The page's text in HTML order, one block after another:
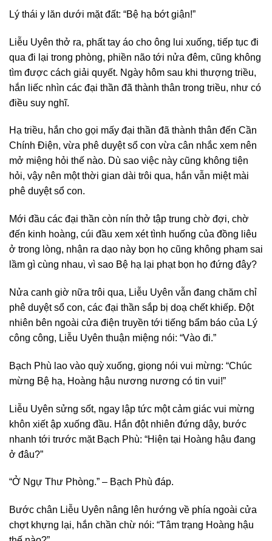
Lý thái y lăn dưới mặt đất: “Bệ hạ bớt giận!”
Liễu Uyên thở ra, phất tay áo cho ông lui xuống, tiếp tục đi
qua đi lại trong phòng, phiền não tới nửa đêm, cũng không
tìm được cách giải quyết. Ngày hôm sau khi thượng triều,
hắn liếc nhìn các đại thần đã thành thân trong triều, như có
điều suy nghĩ.
Hạ triều, hắn cho gọi mấy đại thần đã thành thân đến Cần
Chính Điện, vừa phê duyệt sổ con vừa cân nhắc xem nên
mở miệng hỏi thế nào. Dù sao việc này cũng không tiện
hỏi, vậy nên một thời gian dài trôi qua, hắn vẫn miệt mài
phê duyệt sổ con.
Mới đầu các đại thần còn nín thở tập trung chờ đợi, chờ
đến kinh hoàng, cúi đầu xem xét tình huống của đồng liêu
ở trong lòng, nhận ra dạo này bọn họ cũng không phạm sai
lầm gì cùng nhau, vì sao Bệ hạ lại phạt bọn họ đứng đây?
Nửa canh giờ nữa trôi qua, Liễu Uyên vẫn đang chăm chỉ
phê duyệt sổ con, các đại thần sắp bị doạ chết khiếp. Đột
nhiên bên ngoài cửa điện truyền tới tiếng bẩm báo của Lý
công công, Liễu Uyên thuận miệng nói: “Vào đi.”
Bạch Phù lao vào quỳ xuống, giọng nói vui mừng: “Chúc
mừng Bệ hạ, Hoàng hậu nương nương có tin vui!”
Liễu Uyên sửng sốt, ngay lập tức một cảm giác vui mừng
khôn xiết ập xuống đầu. Hắn đột nhiên đứng dậy, bước
nhanh tới trước mặt Bạch Phù: “Hiện tại Hoàng hậu đang
ở đâu?”
“Ở Ngự Thư Phòng.” – Bạch Phù đáp.
Bước chân Liễu Uyên nâng lên hướng về phía ngoài cửa
chợt khựng lại, hắn chần chừ nói: “Tâm trạng Hoàng hậu